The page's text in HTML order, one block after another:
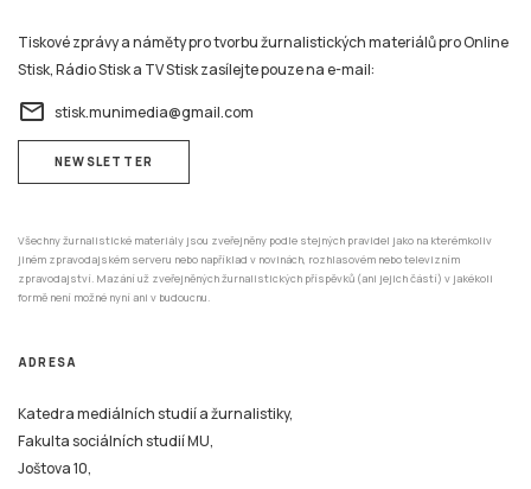
Tiskové zprávy a náměty pro tvorbu žurnalistických materiálů pro Online
Stisk, Rádio Stisk a TV Stisk zasílejte pouze na e-mail:
email stisk.munimedia@gmail.com
NEWSLETTER
Všechny žurnalistické materiály jsou zveřejněny podle stejných pravidel jako na kterémkoliv
jiném zpravodajském serveru nebo například v novinách, rozhlasovém nebo televizním
zpravodajství. Mazání už zveřejněných žurnalistických příspěvků (ani jejich částí) v jakékoli
formě není možné nyní ani v budoucnu.
ADRESA
Katedra mediálních studií a žurnalistiky,
Fakulta sociálních studií MU,
Joštova 10,